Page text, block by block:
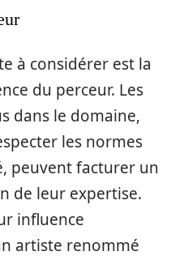
à considérer est la
du perceur. Les
dans le domaine,
les normes
peuvent facturer un
de leur expertise.
influence
artiste renommé